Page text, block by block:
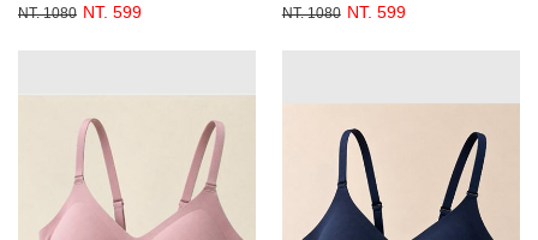
NT. 1080 NT. 599 NT. 1080 NT. 599